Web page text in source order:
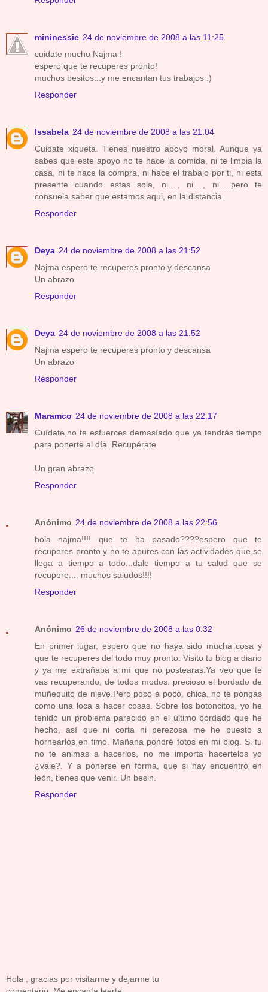
mininessie 24 de noviembre de 2008 a las 11:25
cuidate mucho Najma !
espero que te recuperes pronto!
muchos besitos...y me encantan tus trabajos :)
Responder
Issabela 24 de noviembre de 2008 a las 21:04
Cuidate xiqueta. Tienes nuestro apoyo moral. Aunque ya
sabes que este apoyo no te hace la comida, ni te limpia la
casa, ni te hace la compra, ni hace el trabajo por ti, ni esta
presente cuando estas sola, ni...., ni...., ni.....pero te
consuela saber que estamos aqui, en la distancia.
Responder
Deya 24 de noviembre de 2008 a las 21:52
Najma espero te recuperes pronto y descansa
Un abrazo
Responder
Deya 24 de noviembre de 2008 a las 21:52
Najma espero te recuperes pronto y descansa
Un abrazo
Responder
Maramco 24 de noviembre de 2008 a las 22:17
Cuídate,no te esfuerces demasíado que ya tendrás tiempo
para ponerte al día. Recupérate.
Un gran abrazo
Responder
Anónimo 24 de noviembre de 2008 a las 22:56
hola najma!!!! que te ha pasado????espero que te
recuperes pronto y no te apures con las actividades que se
llega a tiempo a todo...dale tiempo a tu salud que se
recupere.... muchos saludos!!!!
Responder
Anónimo 26 de noviembre de 2008 a las 0:32
En primer lugar, espero que no haya sido mucha cosa y
que te recuperes del todo muy pronto. Visito tu blog a diario
y ya me extrañaba a mí que no postearas.Ya veo que te
vas recuperando, de todos modos: precioso el bordado de
muñequito de nieve.Pero poco a poco, chica, no te pongas
como una loca a hacer cosas. Sobre los botoncitos, yo he
tenido un problema parecido en el último bordado que he
hecho, así que ni corta ni perezosa me he puesto a
hornearlos en fimo. Mañana pondré fotos en mi blog. Si tu
no te animas a hacerlos, no me importa hacertelos yo
¿vale?. Y a ponerse en forma, que si hay encuentro en
león, tienes que venir. Un besin.
Responder
Hola , gracias por visitarme y dejarme tu